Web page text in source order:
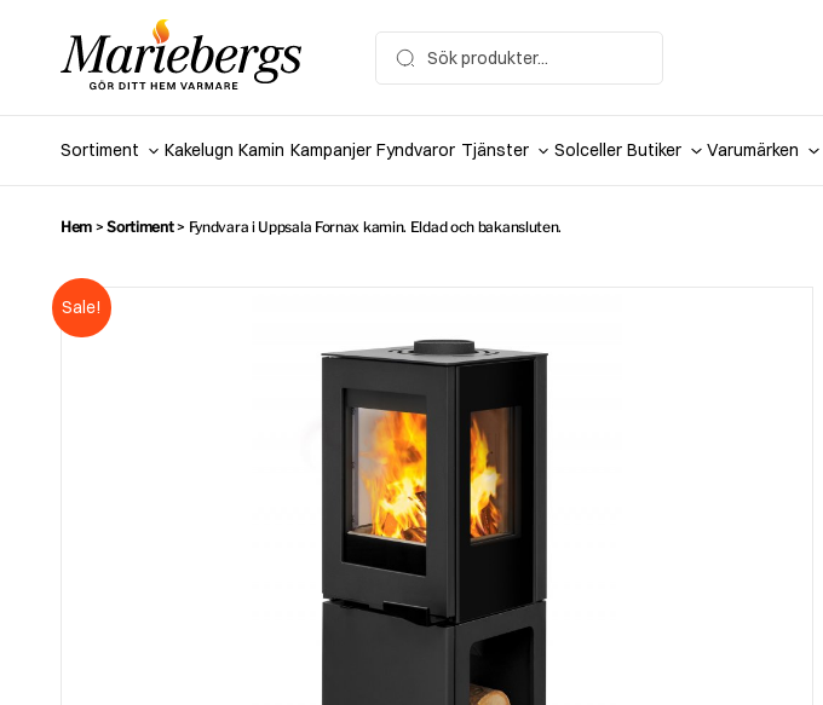
for:
Sortiment Kakelugn Kamin Kampanjer Fyndvaror Tjänster Solceller Butiker Varumärken
Hem >Sortiment> Fyndvara i Uppsala Fornax kamin. Eldad och bakansluten.
Sale!